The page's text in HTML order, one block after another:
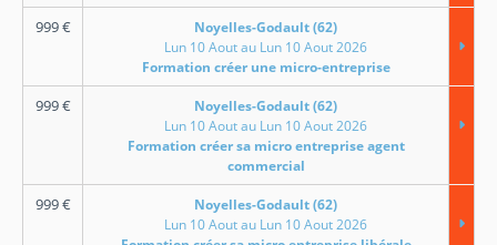
999€
Noyelles-Godault (62)
Lun 10 Aout au Lun 10 Aout 2026
Formation créer une micro-entreprise
999€
Noyelles-Godault (62)
Lun 10 Aout au Lun 10 Aout 2026
Formation créer sa micro entreprise agent
commercial
999€
Noyelles-Godault (62)
Lun 10 Aout au Lun 10 Aout 2026